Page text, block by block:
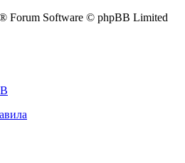
Forum Software © phpBB Limited